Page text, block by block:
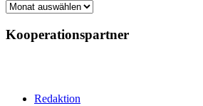
Archiv
Kooperationspartner
Redaktion